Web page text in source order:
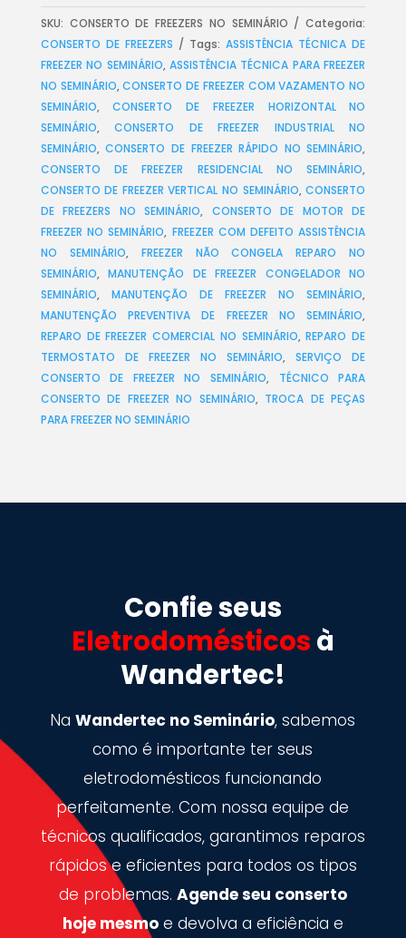
SKU: CONSERTO DE FREEZERS NO SEMINÁRIO
Categoria:
CONSERTO DE FREEZERS
Tags:ASSISTÊNCIA TÉCNICA DE
FREEZER NO SEMINÁRIO, ASSISTÊNCIA TÉCNICA PARA FREEZER
NO SEMINÁRIO,CONSERTO DE FREEZER COM VAZAMENTO NO
SEMINÁRIO,CONSERTO DE FREEZER HORIZONTAL NO
SEMINÁRIO,CONSERTO DE FREEZER INDUSTRIAL NO
SEMINÁRIO,CONSERTO DE FREEZER RÁPIDO NO SEMINÁRIO,
CONSERTO DE FREEZER RESIDENCIAL NO SEMINÁRIO,
CONSERTO DE FREEZER VERTICAL NO SEMINÁRIO,CONSERTO
DE FREEZERS NO SEMINÁRIO, CONSERTO DE MOTOR DE
FREEZER NO SEMINÁRIO, FREEZER COM DEFEITO ASSISTÊNCIA
NO SEMINÁRIO, FREEZER NÃO CONGELA REPARO NO
SEMINÁRIO,MANUTENÇÃO DE FREEZER CONGELADOR NO
SEMINÁRIO, MANUTENÇÃO DE FREEZER NO SEMINÁRIO,
MANUTENÇÃO PREVENTIVA DE FREEZER NO SEMINÁRIO,
REPARO DE FREEZER COMERCIAL NO SEMINÁRIO,REPARO DE
TERMOSTATO DE FREEZER NO SEMINÁRIO,SERVIÇO DE
CONSERTO DE FREEZER NO SEMINÁRIO, TÉCNICO PARA
CONSERTO DE FREEZER NO SEMINÁRIO, TROCA DE PEÇAS
PARA FREEZER NO SEMINÁRIO
Confie seus
Eletrodomésticos à
Wandertec!
NaWandertec no Seminário, sabemos
como é importante ter seus
eletrodomésticos funcionando
perfeitamente. Com nossa equipe de
técnicos qualificados, garantimos reparos
rápidos e eficientes para todos os tipos
de problemas. Agende seu conserto
hoje mesmoe devolva a eficiência e